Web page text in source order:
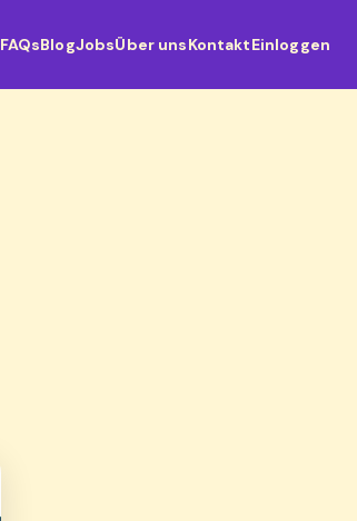
FAQsBlogJobsÜber unsKontaktEinloggen